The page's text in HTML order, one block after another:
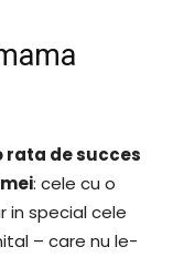
rata de succes
: cele cu o
in special cele
– care nu le-